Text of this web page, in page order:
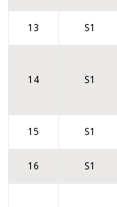
13 S1
14 S1
15
S1
16 S1